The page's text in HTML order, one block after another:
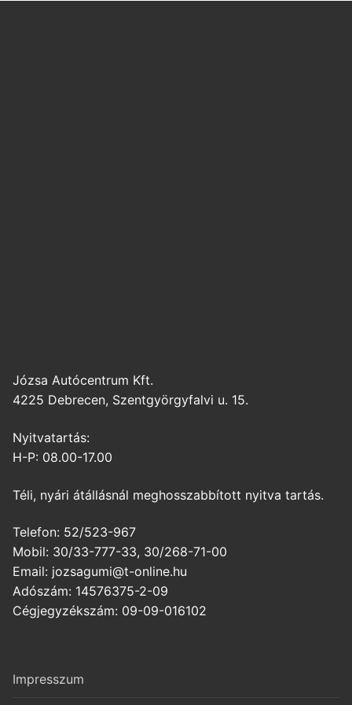
Józsa Autócentrum Kft.
4225 Debrecen, Szentgyörgyfalvi u. 15.
Nyitvatartás:
H-P: 08.00-17.00
Téli, nyári átállásnál meghosszabbított nyitva tartás.
Telefon: 52/523-967
Mobil: 30/33-777-33, 30/268-71-00
Email: jozsagumi@t-online.hu
Adószám: 14576375-2-09
Cégjegyzékszám: 09-09-016102
Impresszum